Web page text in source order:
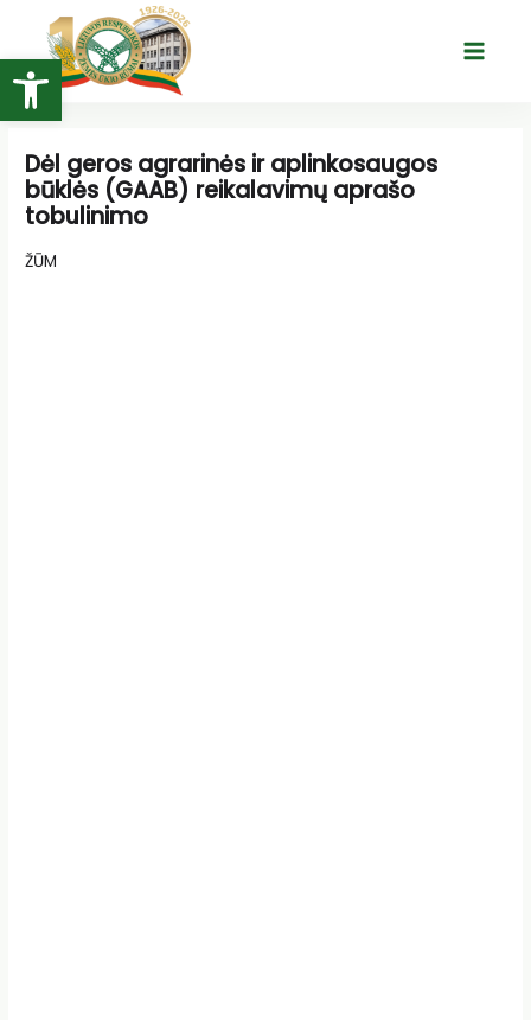
Open toolbar
turinio
Main
Dėl geros agrarinės ir aplinkosaugos
būklės (GAAB) reikalavimų aprašo
tobulinimo
ŽŪM